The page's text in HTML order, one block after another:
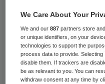
van hun klachten
ze elders op het
Vaatchirurg Hans
vrijdag bij VUmc op
ontwikkelde
We Care About Your
We and our887 partners store
or unique identifiers, on your
technologies to support the
process data to provide.
disable them. If trackers are
be as relevant to you. You can
withdraw consent at any time by